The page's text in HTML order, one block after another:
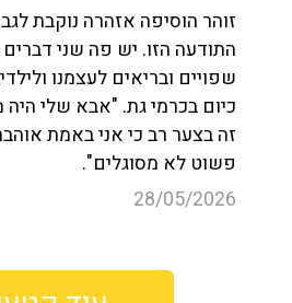
זוהר הוסיפה אזהרה נוקבת
התודעה הזו. יש פה שני
שפויים ובריאים לעצמנו
כיום בכרמי גת. "אבא שלי היה
זה בצער רב כי אני באמת
פשוט לא מסוגלים".
28/05/2026